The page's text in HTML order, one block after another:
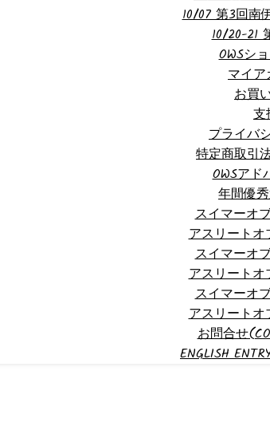
10/07 第3回南
10/20-21
OWSシ
マイ
お買
支
プライバ
特定商取引
OWSアド
年間優
スイマーオ
アスリートオ
スイマーオ
アスリートオ
スイマーオ
アスリートオ
お問合せ
ENGLISH